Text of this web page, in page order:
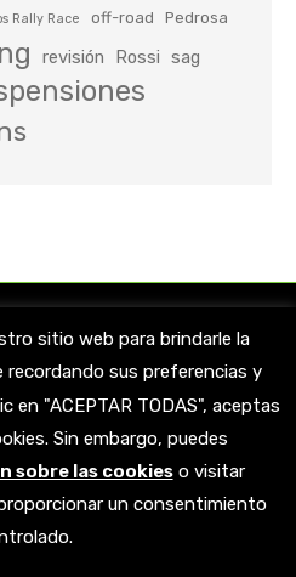
Rally Race off-road Pedrosa
revisión Rossi sag
YouTube
page
Linkedin
page
Instagram
sitio web para brindarle la
recordando sus preferencias y
en "ACEPTAR TODAS", aceptas
Sin embargo, puedes
sobre las cookieso visitar
un consentimiento